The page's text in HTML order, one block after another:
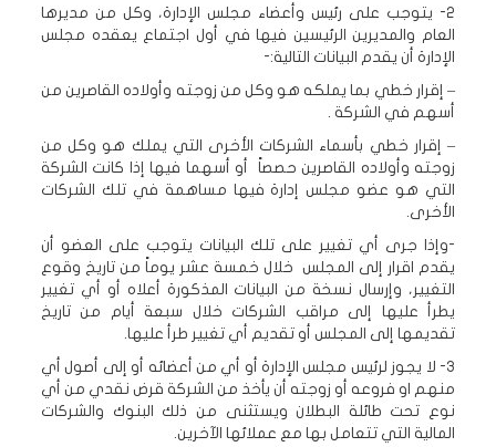
2- يتوجب على رئيس وأعضاء مجلس الإدارة، وكل من مديرها
العام والمديرين الرئيسين فيها في أول اجتماع يعقده مجلس
الإدارة أن يقدم البيانات التالية:-
– إقرار خطي بما يملكه هو وكل من زوجته وأولاده القاصرين من
أسهم في الشركة .
– إقرار خطي بأسماء الشركات الأخرى التي يملك هو وكل من
زوجته وأولاده القاصرين حصصاً أو أسهما فيها إذا كانت الشركة
التي هو عضو مجلس إدارة فيها مساهمة في تلك الشركات
الأخرى.
-وإذا جرى أي تغيير على تلك البيانات يتوجب على العضو أن
يقدم اقرار إلى المجلس خلال خمسة عشر يوماً من تاريخ وقوع
التغيير، وإرسال نسخة من البيانات المذكورة أعلاه أو أي تغيير
يطرأ عليها إلى مراقب الشركات خلال سبعة أيام من تاريخ
تقديمها إلى المجلس أو تقديم أي تغيير طرأ عليها.
3- لا يجوز لرئيس مجلس الإدارة أو أي من أعضائه أو إلى أصول أي
منهم او فروعه أو زوجته أن يأخذ من الشركة قرض نقدي من أي
نوع تحت طائلة البطلان ويستثنى من ذلك البنوك والشركات
المالية التي تتعامل بها مع عملائها الآخرين.